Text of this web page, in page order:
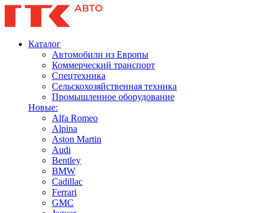
Каталог
Автомобили из Европы
Коммерческий транспорт
Спецтехника
Сельскохозяйственная техника
Промышленное оборудование
Новые:
Alfa Romeo
Alpina
Aston Martin
Audi
Bentley
BMW
Cadillac
Ferrari
GMC